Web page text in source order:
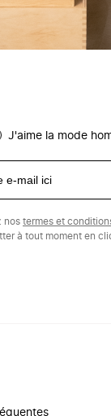
J'aime la mode
nos termes et
à tout moment en